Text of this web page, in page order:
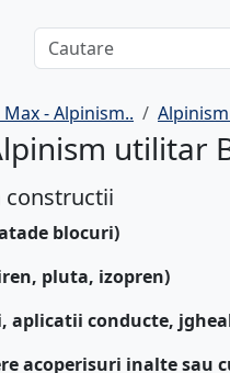
- Alpinism..
utilitar
blocuri)
pluta, izopren)
aplicatii conducte,
acoperisuri inalte sau